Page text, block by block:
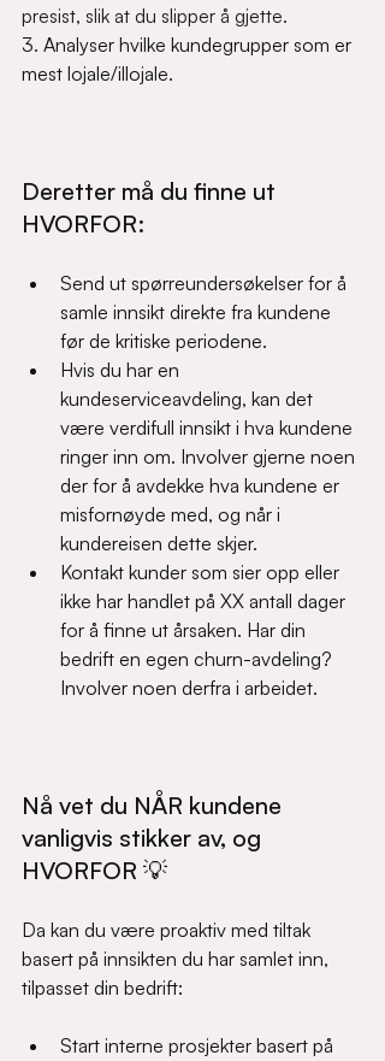
presist, slik at du slipper å gjette.
3. Analyser hvilke kundegrupper som er
mest lojale/illojale.
Deretter må du finne ut
HVORFOR:
Send ut spørreundersøkelser for å
samle innsikt direkte fra kundene
før de kritiske periodene.
Hvis du har en
kundeserviceavdeling, kan det
være verdifull innsikt i hva kundene
ringer inn om. Involver gjerne noen
der for å avdekke hva kundene er
misfornøyde med, og når i
kundereisen dette skjer.
Kontakt kunder som sier opp eller
ikke har handlet på XX antall dager
for å finne ut årsaken. Har din
bedrift en egen churn-avdeling?
Involver noen derfra i arbeidet.
Nå vet du NÅR kundene
vanligvis stikker av, og
HVORFOR 💡
Da kan du være proaktiv med tiltak
basert på innsikten du har samlet inn,
tilpasset din bedrift:
Start interne prosjekter basert på